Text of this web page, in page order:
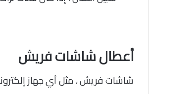
أعطال شاشات فريش
شاشات فريش ، مثل أي جهاز